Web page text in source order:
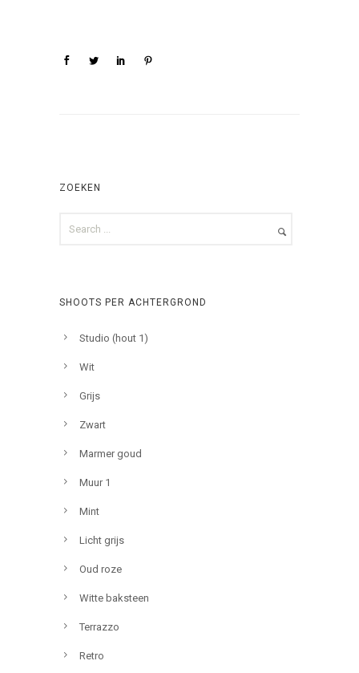
ZOEKEN
SHOOTS PER ACHTERGROND
Studio (hout 1)
Wit
Grijs
Zwart
Marmer goud
Muur 1
Mint
Licht grijs
Oud roze
Witte baksteen
Terrazzo
Retro